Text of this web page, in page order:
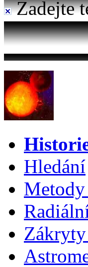
Zadejte
Hledání